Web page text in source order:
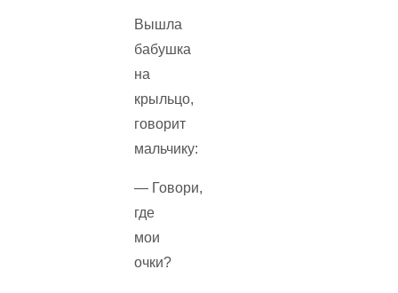
Вышла
бабушка
на
крыльцо,
говорит
мальчику:
— Говори,
где
мои
очки?